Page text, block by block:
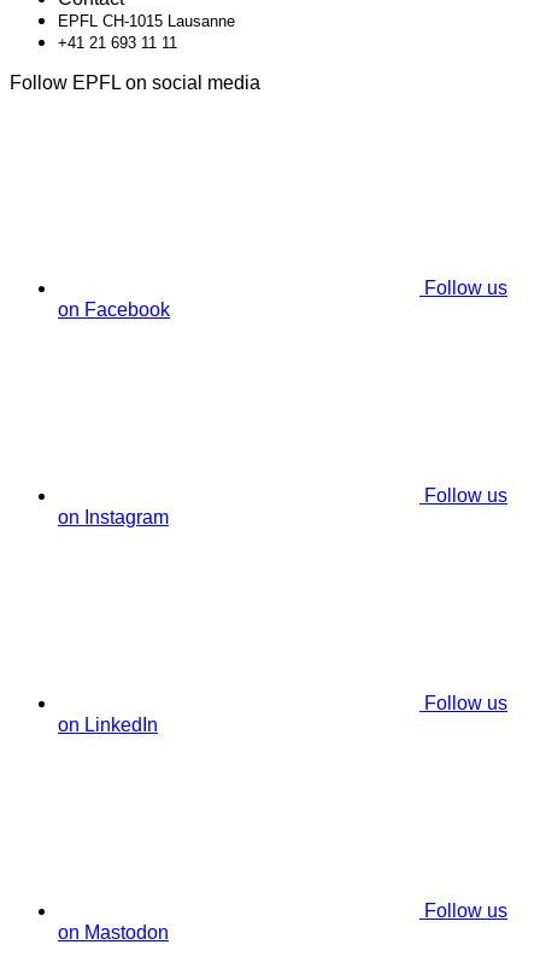
EPFL CH-1015 Lausanne
+41 21 693 11 11
Follow EPFL on social media
Follow us
on Facebook
Follow us
on Instagram
Follow us
on LinkedIn
Follow us
on Mastodon